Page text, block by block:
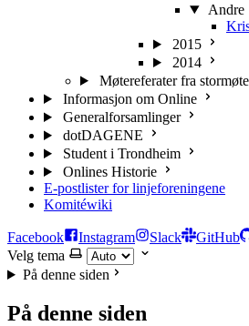
Andre
2015
2014
Møtereferater fra
Informasjon om Online
Generalforsamlinger
dotDAGENE
Student i Trondheim
Onlines Historie
E-postlister for linjeforeningene
Komitéwiki
Facebook Instagram Slack GitHub
Velg tema
På denne siden
På denne siden